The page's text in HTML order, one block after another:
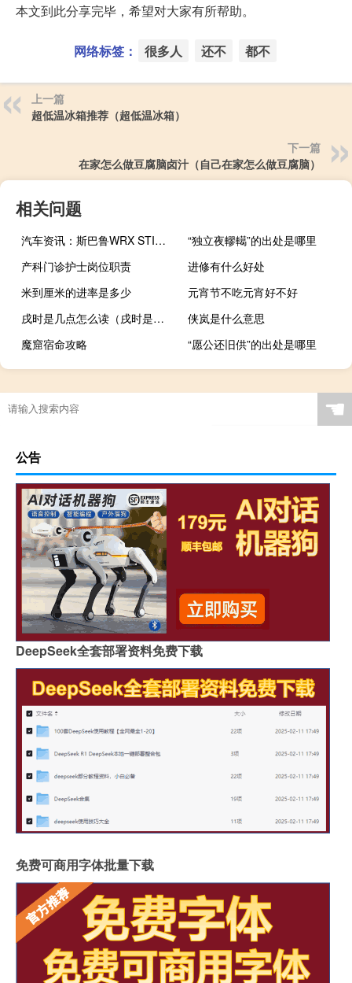
本文到此分享完毕，希望对大家有所帮助。
网络标签： 很多人 还不 都不
上一篇
超低温冰箱推荐（超低温冰箱）
下一篇
在家怎么做豆腐脑卤汁（自己在家怎么做豆腐脑）
相关问题
汽车资讯：斯巴鲁WRX STI在马able内陆和森林人中高居
“独立夜轇轕”的出处是哪里
产科门诊护士岗位职责
进修有什么好处
米到厘米的进率是多少
元宵节不吃元宵好不好
戌时是几点怎么读（戌时是几点）
侠岚是什么意思
魔窟宿命攻略
“愿公还旧供”的出处是哪里
☚
公告
DeepSeek全套部署资料免费下载
免费可商用字体批量下载